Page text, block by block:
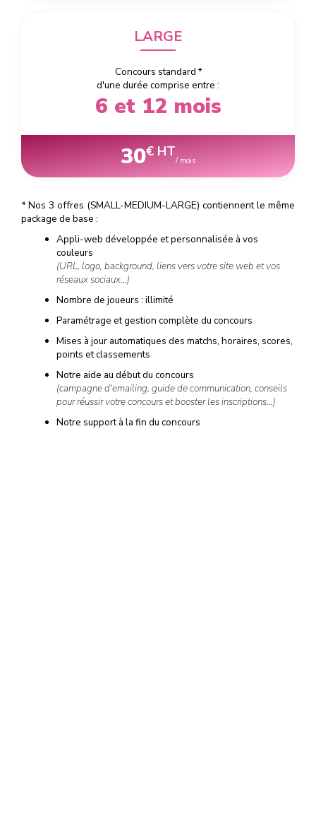
LARGE
Concours standard *
d'une durée comprise entre :
6 et 12 mois
30€ HT
/ mois
*Nos 3 offres (SMALL-MEDIUM-LARGE) contiennent le même
package de base :
Appli-web développée et personnalisée à vos
couleurs
(URL, logo, background, liens vers votre site web et vos
réseaux sociaux…)
Nombre de joueurs : illimité
Paramétrage et gestion complète du concours
Mises à jour automatiques des matchs, horaires, scores,
points et classements
Notre aide au début du concours
(campagne d'emailing, guide de communication, conseils
pour réussir votre concours et booster les inscriptions…)
Notre support à la fin du concours